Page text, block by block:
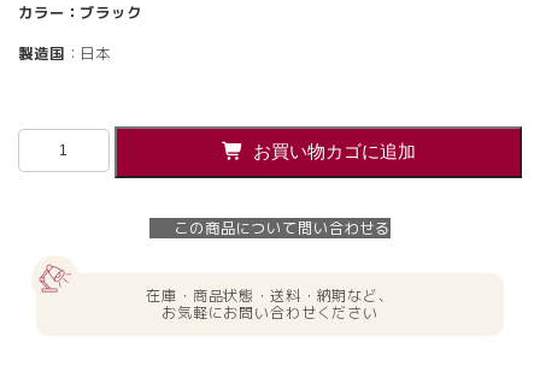
カラー：ブラック
製造国 ：日本
【法
お買い物カゴに追加
この商品について問い合わせる
在庫・商品状態・送料・納期など、
お気軽にお問い合わせください